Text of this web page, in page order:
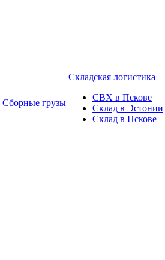
Сборные грузы
Складская логистика
СВХ в Пскове
Склад в Эстонии
Склад в Пскове